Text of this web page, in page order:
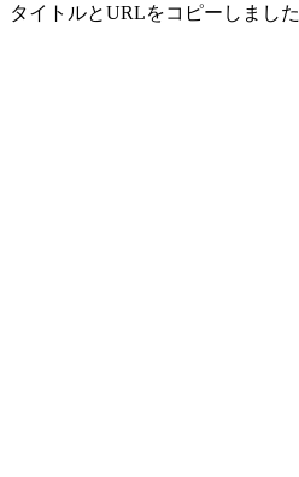
タイトルとURLをコピーしました